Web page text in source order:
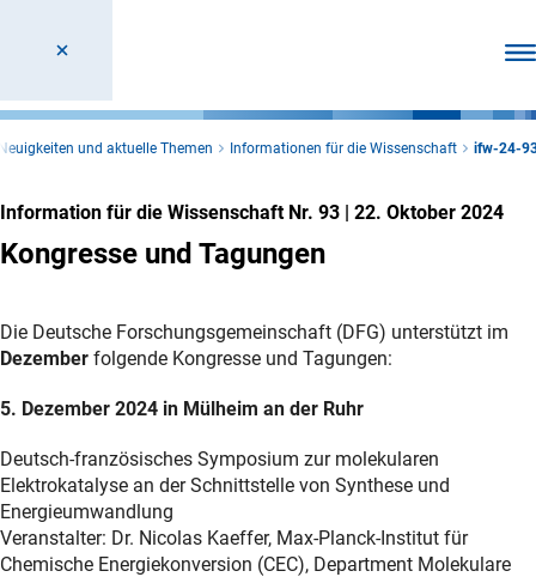
und aktuelle Themen Informationen für die Wissenschaft ifw-24-
Information für die Wissenschaft Nr. 93 | 22. Oktober 2024
Kongresse und Tagungen
Die Deutsche Forschungsgemeinschaft (DFG) unterstützt im
Dezember folgende Kongresse und Tagungen:
5. Dezember 2024 in Mülheim an der Ruhr
Deutsch-französisches Symposium zur molekularen
Elektrokatalyse an der Schnittstelle von Synthese und
Energieumwandlung
Veranstalter: Dr. Nicolas Kaeffer, Max-Planck-Institut für
Chemische Energiekonversion (CEC), Department Molekulare